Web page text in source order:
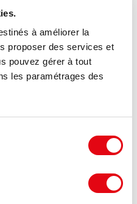
à améliorer la
proposer des services et
pouvez gérer à tout
les paramétrages des